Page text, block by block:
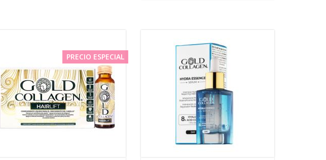
PRECIO ESPECIAL